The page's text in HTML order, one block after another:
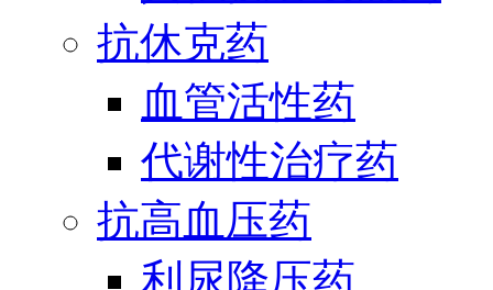
抗休克药
血管活性药
代谢性治疗药
抗高血压药
利尿降压药